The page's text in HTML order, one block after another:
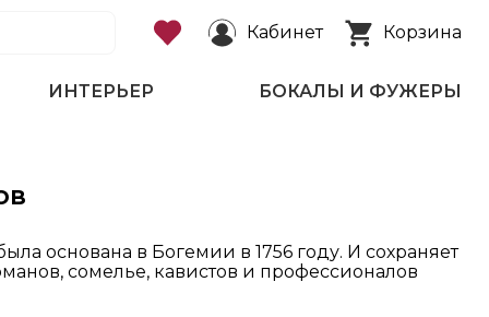
Кабинет Корзина
ИНТЕРЬЕР БОКАЛЫ И ФУЖЕРЫ
основана в Богемии в 1756 году. И сохраняет
сомелье, кавистов и профессионалов